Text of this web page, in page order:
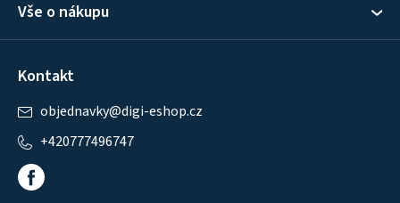
Vše o nákupu
Kontakt
objednavky@digi-eshop.cz
+420777496747